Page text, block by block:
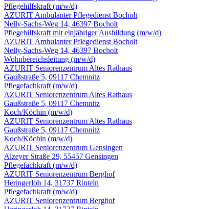
Pflegehilfskraft (m/w/d)
AZURIT Ambulanter Pflegedienst Bocholt
Nelly-Sachs-Weg 14, 46397 Bocholt
Pflegehilfskraft mit einjähriger Ausbildung (m/w/d)
AZURIT Ambulanter Pflegedienst Bocholt
Nelly-Sachs-Weg 14, 46397 Bocholt
Wohnbereichsleitung (m/w/d)
AZURIT Seniorenzentrum Altes Rathaus
Gaußstraße 5, 09117 Chemnitz
Pflegefachkraft (m/w/d)
AZURIT Seniorenzentrum Altes Rathaus
Gaußstraße 5, 09117 Chemnitz
Koch/Köchin (m/w/d)
AZURIT Seniorenzentrum Altes Rathaus
Gaußstraße 5, 09117 Chemnitz
Koch/Köchin (m/w/d)
AZURIT Seniorenzentrum Gensingen
Alzeyer Straße 29, 55457 Gensingen
Pflegefachkraft (m/w/d)
AZURIT Seniorenzentrum Berghof
Heringerloh 14, 31737 Rinteln
Pflegefachkraft (m/w/d)
AZURIT Seniorenzentrum Berghof